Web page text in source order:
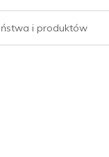
i produktów